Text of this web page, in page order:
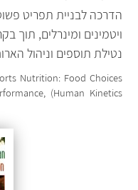
הדרכה לבניית תפריט
ויטמינים ומינרלים, תוך
נטילת תוספים וניהול
Nutrition: Food Choices
(Human Kinetics